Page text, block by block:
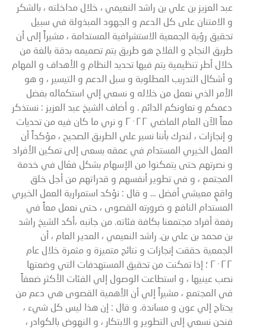
عبد العزيز بن علي بن راشد النعيمي ، خلال مداخلته ، بالشكر
و الامتنان على كل الدعم و الجهود المبذولة في سبيل
تحقيق رؤية الجمعية الاستشرافية المستدامة ، مشيراً إلى أن
طريق النجاح و الفلاح هو طريق يتم تصميمه بدقة بالغة من
خلال أطر تنظيمية يتم فيها تحديد النظام و الأهداف و المهام
و أشكال التدريب المطلوبة و سبل الدعم و التيسير ، و هو
الأمر الذي نعمل من خلاله و نسعي إلي استكماله بفضل
دعمكم و تعاونكم الدائم . و أضاف الشيخ عبد العزيز : نستذكر
معاً الآن العام الماضي ٢٠٢٢ و نري ما كان فيه من تحديات
و إنجازات ، لندرك بأننا نسير علي الطريق الصحيح ، مؤكداً أن
العمل الخيري المستدام في عمقه يسعى إلى تمكين الأفراد
و نصرتهم حتى يتمكنوا من الإسهام بشكل فعّال في خدمة
المجتمع ، و في تطوير أنفسهم و قدراتهم من أجل خلق
واقعٍ معيشي أفضل … و قال : نؤكد استمرارية العمل الخيري
المستدام النافع و ضرورته القصوى ، حتى نعمل معاً في
رفعة أفراد مجتمعنا بكافة فئاته. من جانبه ،أكد الشيخ راشد
بن محمد بن علي بن. راشد النعيمي ، المدير العام ، أن
الجمعية حققت إنجازات و نتائج متميزة و مثمرة خلال عام
٢٠٢٢ ؛ إذا تمكنت من تحقيق المستهدفات التي وضعتها
نصب عينيها ، و استطاعت الوصول إلي الفئات الأكثر ضعفاً
في المجتمع ، مشيراً إلي أن الأهمية القصوى هي دعم من
يحتاج إلي عون و مساندة. و قال : إن هذا ليس كل شيء ،
فنحن نسعي إلى التطوير و الابتكار ، و النهوض بالكوادر ،